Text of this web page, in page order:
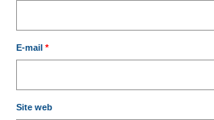
E-mail *
Site web